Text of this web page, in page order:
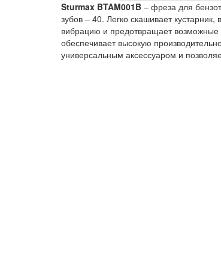
Sturmax BTAM001B – фреза для
зубов – 40. Легко скашивает
вибрацию и предотвращает
обеспечивает высокую
универсальным аксессуаром и